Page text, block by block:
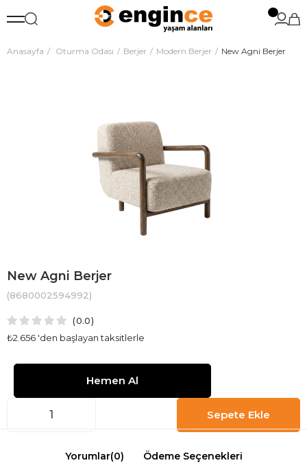
Anasayfa Oturma Odası Berjer Modern Berjer New Agni Berjer
New Agni Berjer
(8680002594992)
0.0
₺2.656 'den başlayan taksitlerle
Yorumlar(0) Ödeme Seçenekleri